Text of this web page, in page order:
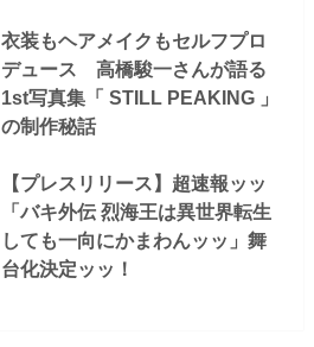
衣装もヘアメイクもセルフプロ
デュース 高橋駿一さんが語る
1st写真集「 STILL PEAKING 」
の制作秘話
【プレスリリース】超速報ッッ
「バキ外伝 烈海王は異世界転生
しても一向にかまわんッッ」舞
台化決定ッッ！